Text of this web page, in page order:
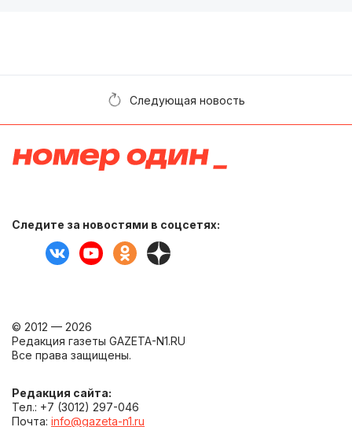
Следующая новость
Следите за новостями в соцсетях:
© 2012 — 2026
Редакция газеты GAZETA-N1.RU
Все права защищены.
Редакция сайта:
Тел.: +7 (3012) 297-046
Почта: info@gazeta-n1.ru